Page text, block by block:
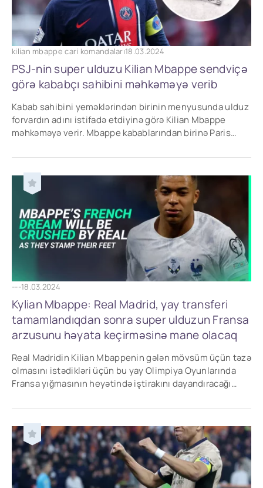
kilian mbappe cari komandaları18.03.2024
PSJ-nin super ulduzu Kilian Mbappe sendviçə
görə kababçı sahibini məhkəməyə verib
Kabab sahibini yeməklərindən birinin menyusunda ulduz
forvardın adını istifadə etdiyinə görə Kilian Mbappe
məhkəməyə verir. Mbappe kabablarından birinə Paris
---18.03.2024
Kylian Mbappe: Real Madrid, yay transferi
tamamlandıqdan sonra super ulduzun Fransa
arzusunu həyata keçirməsinə mane olacaq
Real Madridin Kilian Mbappenin gələn mövsüm üçün təzə
olmasını istədikləri üçün bu yay Olimpiya Oyunlarında
Fransa yığmasının heyətində iştirakını dayandıracağı